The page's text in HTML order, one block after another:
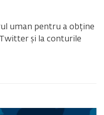
uman pentru a obține
și la conturile